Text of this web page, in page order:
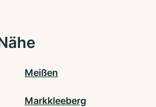
Meißen
Markkleeberg